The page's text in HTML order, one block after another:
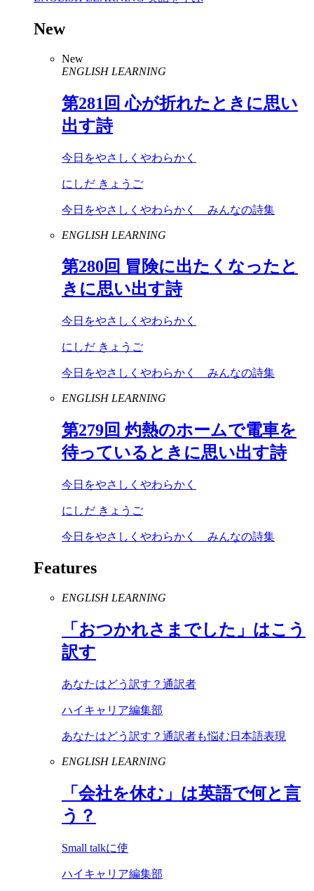
New
New
ENGLISH LEARNING
第281 回 心が折れたときに思い
出す詩
今日をやさしくやわらかく
にしだ きょうご
今日をやさしくやわらかく みんなの詩集
ENGLISH LEARNING
第280回 冒険に出たくなったと
きに思い出す詩
今日をやさしくやわらかく
にしだ きょうご
今日をやさしくやわらかく みんなの詩集
ENGLISH LEARNING
第279回 灼熱のホームで電車を
待っているときに思い出す詩
今日をやさしくやわらかく
にしだ きょうご
今日をやさしくやわらかく みんなの詩集
Features
ENGLISH LEARNING
「おつかれさまでした」はこう
訳す
あなたはどう訳す？通訳者
ハイキャリア編集部
あなたはどう訳す？通訳者も悩む日本語表現
ENGLISH LEARNING
「会社を休む」は英語で何と言
う？
Small talkに使
ハイキャリア編集部